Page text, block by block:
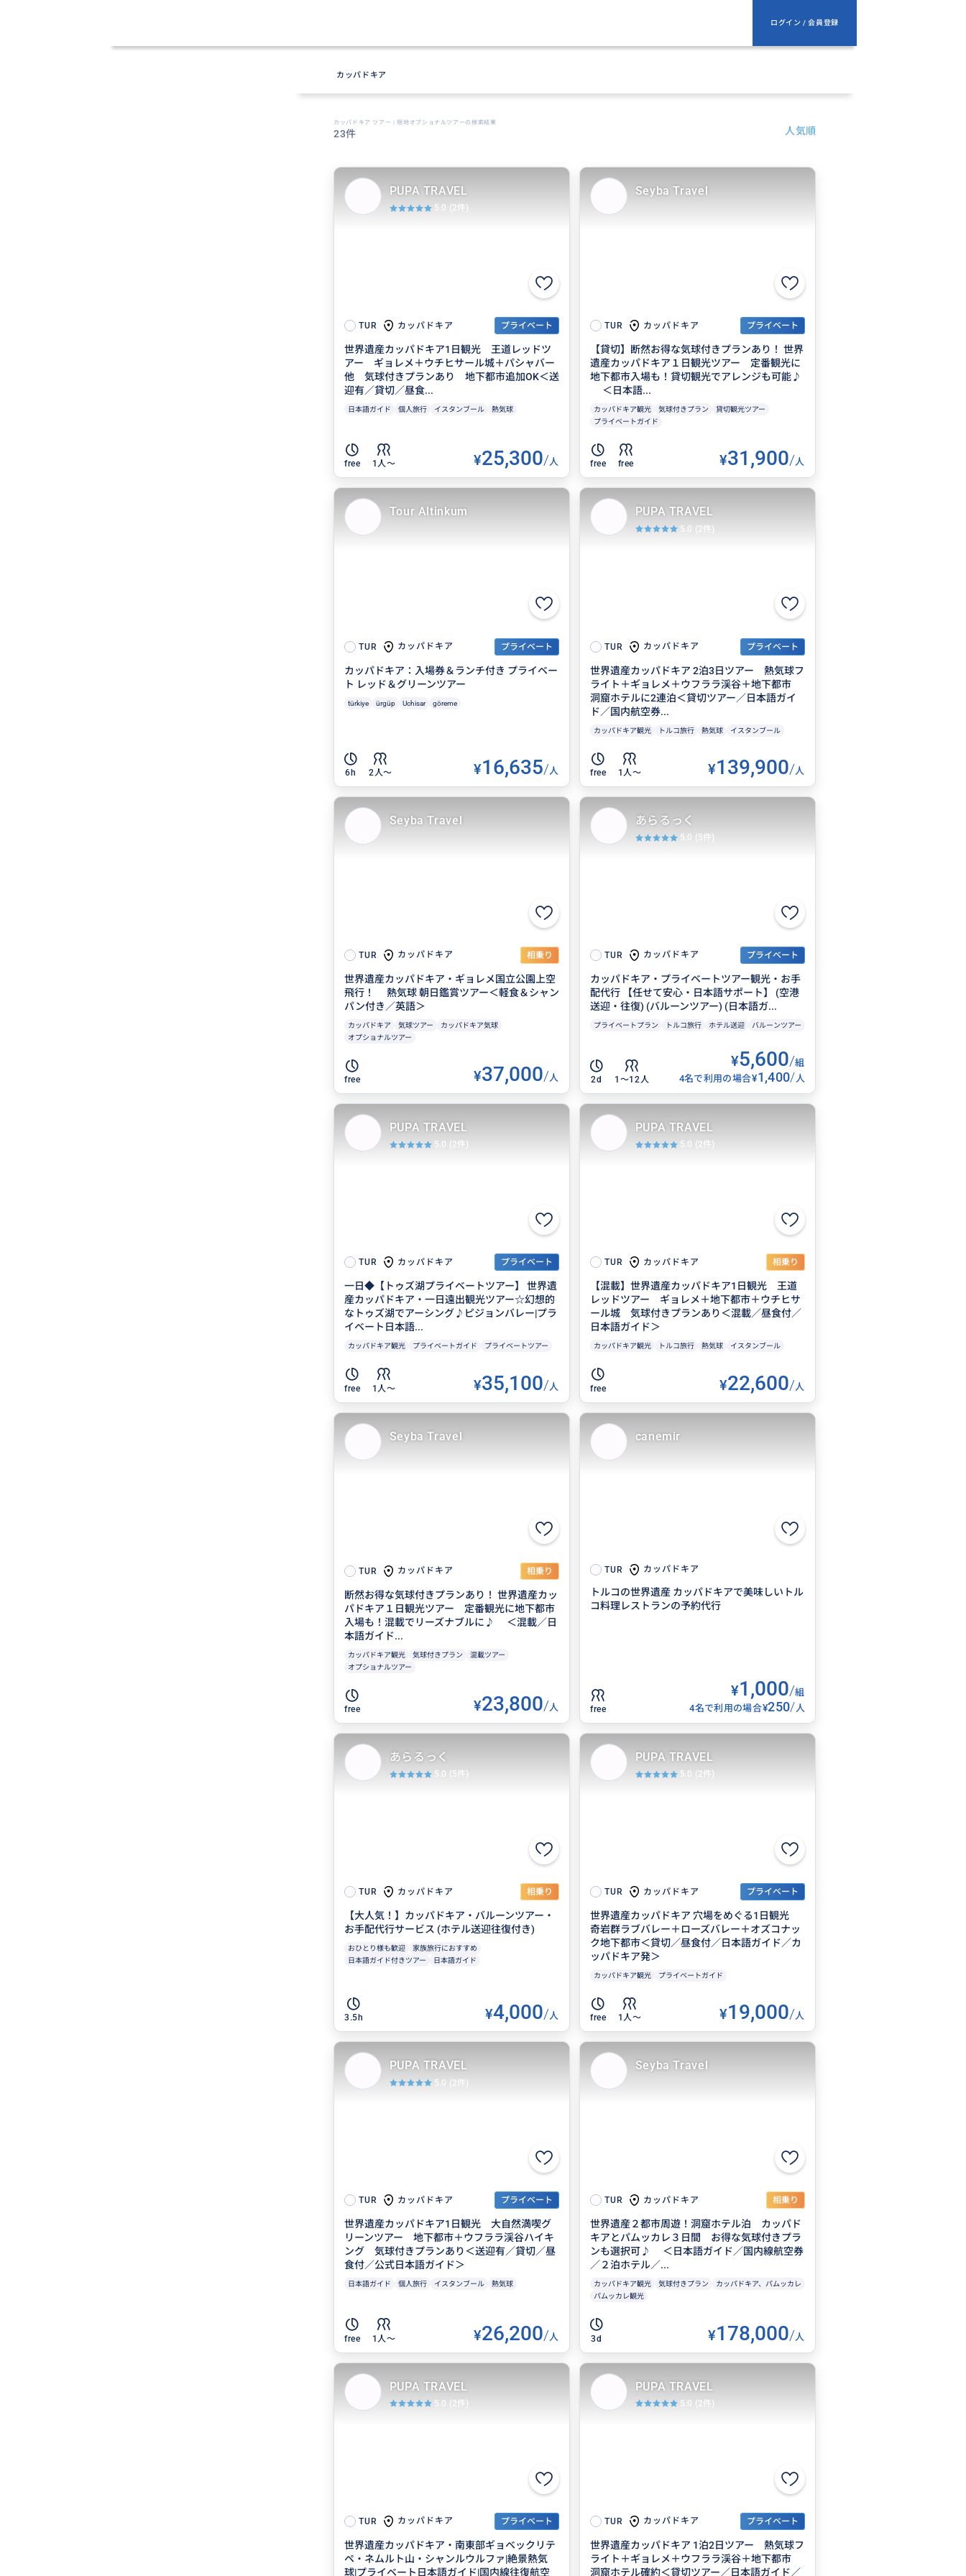
ログイン / 会員登録
カッパドキア
カッパドキア ツアー | 現地オプショナルツアーの検索結果
23件 人気順
TUR カッパドキア プライベート
世界遺産カッパドキア1日観光 王道レッドツ
アー ギョレメ＋ウチヒサール城＋パシャバー
他 気球付きプランあり 地下都市追加OK＜送
迎有／貸切／昼食...
日本語ガイド 個人旅行 イスタンブール 熱気球
free 1人〜 ¥25,300/人
PUPA TRAVEL
5.0 (2件)
TUR カッパドキア プライベート
【貸切】断然お得な気球付きプランあり！ 世界
遺産カッパドキア１日観光ツアー 定番観光に
地下都市入場も！貸切観光でアレンジも可能♪
＜日本語...
カッパドキア観光 気球付きプラン
貸切観光ツアー
プライベートガイド
free free ¥31,900/人
Seyba Travel
TUR カッパドキア プライベート
カッパドキア：入場券＆ランチ付き プライベー
ト レッド＆グリーンツアー
türkiye ürgüp Uchisar göreme
6h 2人〜 ¥16,635/人
Tour Altinkum
TUR カッパドキア プライベート
世界遺産カッパドキア 2泊3日ツアー 熱気球フ
ライト＋ギョレメ＋ウフララ渓谷＋地下都市
洞窟ホテルに2連泊＜貸切ツアー／日本語ガイ
ド／国内航空券...
カッパドキア観光 トルコ旅行 熱気球 イスタンブール
free 1人〜 ¥139,900/人
PUPA TRAVEL
5.0 (2件)
TUR カッパドキア 相乗り
世界遺産カッパドキア・ギョレメ国立公園上空
飛行！ 熱気球 朝日鑑賞ツアー＜軽食＆シャン
パン付き／英語＞
カッパドキア 気球ツアー
カッパドキア気球
オプショナルツアー
free ¥37,000/人
Seyba Travel
TUR カッパドキア プライベート
カッパドキア・プライベートツアー観光・お手
配代行 【任せて安心・日本語サポート】 (空港
送迎・往復) (バルーンツアー) (日本語ガ...
プライベートプラン トルコ旅行 ホテル送迎 バルーンツアー
2d 1〜12人
¥5,600/組
4名で利用の場合¥1,400/人
あらるっく
5.0 (5件)
TUR カッパドキア プライベート
一日◆【トゥズ湖プライベートツアー】 世界遺
産カッパドキア・一日遠出観光ツアー☆幻想的
なトゥズ湖でアーシング♪ピジョンバレー|プラ
イベート日本語...
カッパドキア観光 プライベートガイド プライベートツアー
free 1人〜 ¥35,100/人
PUPA TRAVEL
5.0 (2件)
TUR カッパドキア 相乗り
【混載】世界遺産カッパドキア1日観光 王道
レッドツアー ギョレメ＋地下都市＋ウチヒサ
ール城 気球付きプランあり＜混載／昼食付／
日本語ガイド＞
カッパドキア観光 トルコ旅行 熱気球 イスタンブール
free ¥22,600/人
PUPA TRAVEL
5.0 (2件)
TUR カッパドキア 相乗り
断然お得な気球付きプランあり！ 世界遺産カッ
パドキア１日観光ツアー 定番観光に地下都市
入場も！混載でリーズナブルに♪ ＜混載／日
本語ガイド...
カッパドキア観光 気球付きプラン
混載ツアー
オプショナルツアー
free ¥23,800/人
Seyba Travel
TUR カッパドキア
トルコの世界遺産 カッパドキアで美味しいトル
コ料理レストランの予約代行
free
¥1,000/組
4名で利用の場合¥250/ 人
canemir
TUR カッパドキア 相乗り
【大人気！】カッパドキア・バルーンツアー・
お手配代行サービス (ホテル送迎往復付き)
おひとり様も歓迎
家族旅行におすすめ
日本語ガイド付きツアー
日本語ガイド
3.5h ¥4,000/人
あらるっく
5.0 (5件)
TUR カッパドキア プライベート
世界遺産カッパドキア 穴場をめぐる1日観光
奇岩群ラブバレー＋ローズバレー＋オズコナッ
ク地下都市＜貸切／昼食付／日本語ガイド／カ
ッパドキア発＞
カッパドキア観光 プライベートガイド
free 1人〜 ¥19,000/人
PUPA TRAVEL
5.0 (2件)
TUR カッパドキア プライベート
世界遺産カッパドキア1日観光 大自然満喫グ
リーンツアー 地下都市＋ウフララ渓谷ハイキ
ング 気球付きプランあり＜送迎有／貸切／昼
食付／公式日本語ガイド＞
日本語ガイド 個人旅行 イスタンブール 熱気球
free 1人〜 ¥26,200/人
PUPA TRAVEL
5.0 (2件)
TUR カッパドキア 相乗り
世界遺産２都市周遊！洞窟ホテル泊 カッパド
キアとパムッカレ３日間 お得な気球付きプラ
ンも選択可♪ ＜日本語ガイド／国内線航空券
／２泊ホテル／...
カッパドキア観光 気球付きプラン
カッパドキア、パムッカレ
パムッカレ観光
3d ¥178,000/人
Seyba Travel
TUR カッパドキア プライベート
世界遺産カッパドキア・南東部ギョベックリテ
ペ・ネムルト山・シャンルウルファ|絶景熱気
球|プライベート日本語ガイド|国内線往復航空
PUPA TRAVEL
5.0 (2件)
TUR カッパドキア プライベート
世界遺産カッパドキア 1泊2日ツアー 熱気球フ
ライト＋ギョレメ＋ウフララ渓谷＋地下都市
洞窟ホテル確約＜貸切ツアー／日本語ガイド／
PUPA TRAVEL
5.0 (2件)